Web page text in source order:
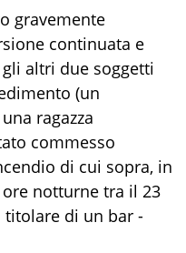
gravemente
continuata e
altri due soggetti
(un
una ragazza
commesso
di cui sopra, in
ore notturne tra il 23
titolare di un bar -